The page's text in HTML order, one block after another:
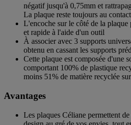
négatif jusqu'à 0,75mm et
La plaque reste toujours au
L'encoche sur le côté de la
et rapide à l'aide d'un outil
À associer avec 3 supports
obtenu en cassant les supports
Cette plaque est composée d'une
comportant 100% de plastique
moins 51% de matière recyclée
Avantages
Les plaques Céliane permettent